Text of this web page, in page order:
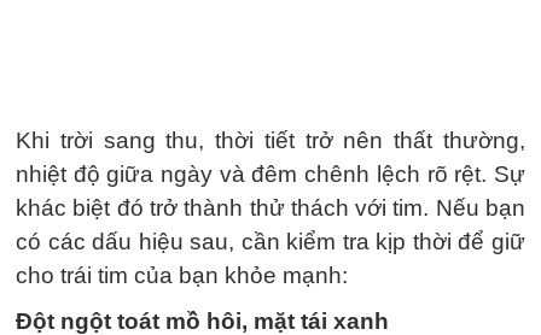
Khi trời sang thu, thời tiết trở nên thất thường,
nhiệt độ giữa ngày và đêm chênh lệch rõ rệt. Sự
khác biệt đó trở thành thử thách với tim. Nếu bạn
có các dấu hiệu sau, cần kiểm tra kịp thời để giữ
cho trái tim của bạn khỏe mạnh:
Đột ngột toát mồ hôi, mặt tái xanh